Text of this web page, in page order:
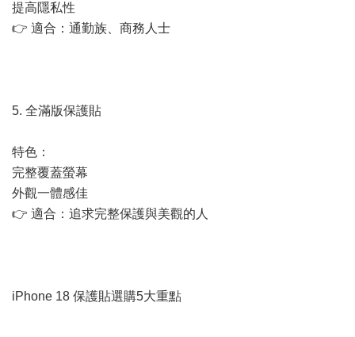
提高隱私性
👉 適合：通勤族、商務人士
5. 全滿版保護貼
特色：
完整覆蓋螢幕
外觀一體感佳
👉 適合：追求完整保護與美觀的人
iPhone 18 保護貼選購5大重點